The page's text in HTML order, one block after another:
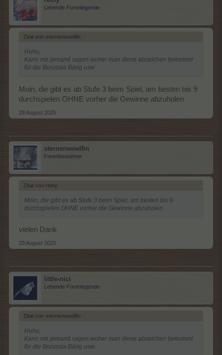
Lebende Forenlegende
Zitat von sternenwoelfin: ↑
Huhu,
Kann mir jemand sagen woher man diese abzeichen bekommt
für die Borussia Bärig usw
Moin, die gibt es ab Stufe 3 beim Spiel, am besten bis 9
durchspielen OHNE vorher die Gewinne abzuholen
29 August 2025
sternenwoelfin
Forenbewohner
Zitat von reiny: ↑
Moin, die gibt es ab Stufe 3 beim Spiel, am besten bis 9
durchspielen OHNE vorher die Gewinne abzuholen
vielen Dank
29 August 2025
little-nici
Lebende Forenlegende
Zitat von sternenwoelfin: ↑
Huhu,
Kann mir jemand sagen woher man diese abzeichen bekommt
für die Borussia Bärig usw